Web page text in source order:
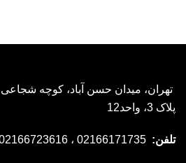
تهران، میدان حسن آباد، کوچه
پلاک 3، واحد12
تلفن: